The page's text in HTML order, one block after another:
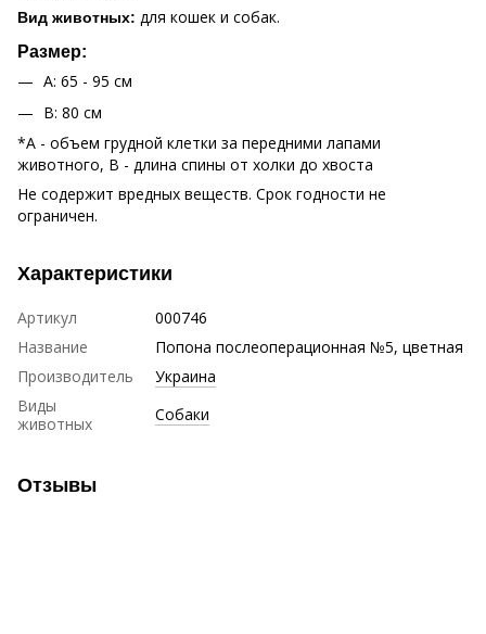
Вид животных: для кошек и собак.
Размер:
А: 65 - 95 cм
В: 80 см
*А - объем грудной клетки за передними лапами
животного, В - длина спины от холки до хвоста
Не содержит вредных веществ. Срок годности не
ограничен.
Характеристики
Артикул
000746
Название
Попона послеоперационная №5, цветная
Производитель
Украина
Виды
животных
Собаки
Отзывы